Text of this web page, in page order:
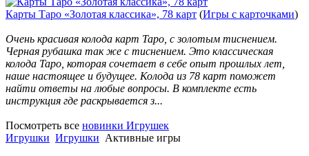
Карты Таро «Золотая классика», 78 карт (Игры с карточками)
Очень красивая колода карт Таро, с золотым тиснением.
Черная рубашка так же с тиснением. Это классическая
колода Таро, которая сочетает в себе опыт прошлых лет,
наше настоящее и будущее. Колода из 78 карт поможет
найти ответы на любые вопросы. В комплекте есть
инструкция где раскрывается з...
Посмотреть все новинки Игрушек
Игрушки Игрушки Активные игры